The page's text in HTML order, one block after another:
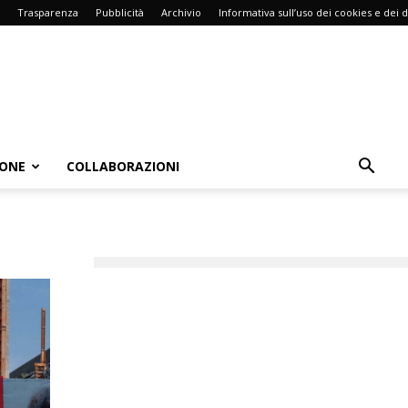
Trasparenza Pubblicità Archivio Informativa sull’uso dei cookies e dei
COLLABORAZIONI